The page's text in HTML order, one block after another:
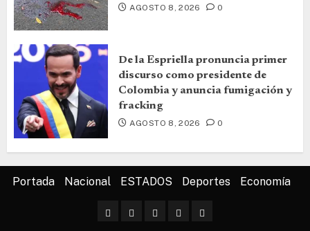
AGOSTO 8, 2026 0
De la Espriella pronuncia primer
discurso como presidente de
Colombia y anuncia fumigación y
fracking
AGOSTO 8, 2026 0
Portada Nacional ESTADOS Deportes Economía